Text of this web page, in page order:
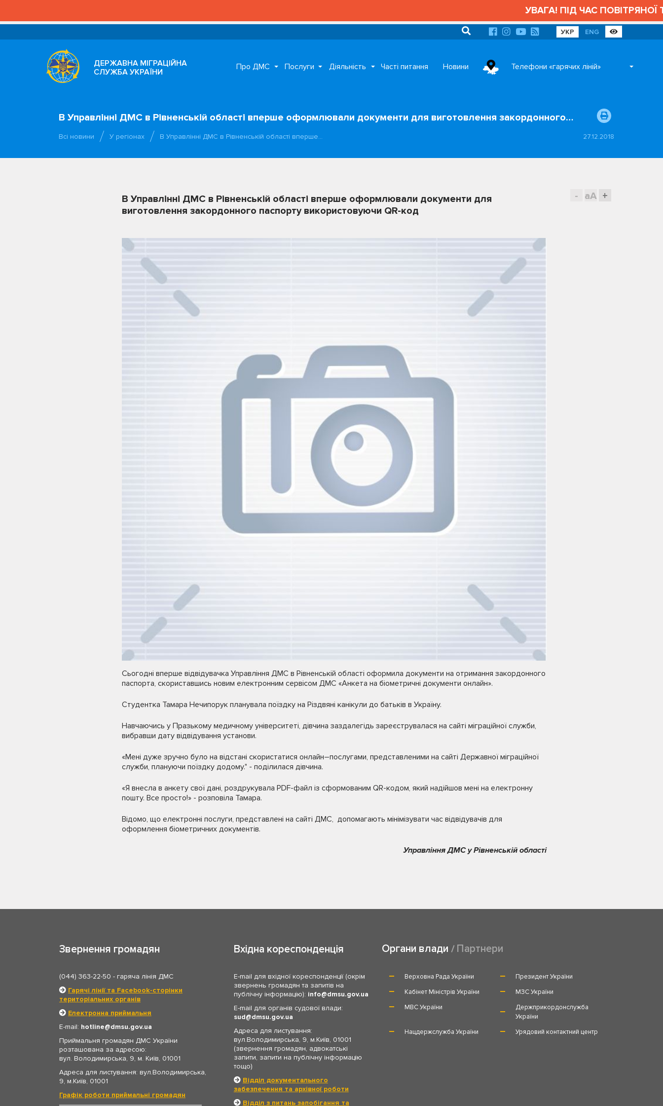
УВАГА! ПІД ЧАС ПОВІТРЯНОЇ
УКР ENG
ДЕРЖАВНА МІГРАЦІЙНА
СЛУЖБА УКРАЇНИ
Про ДМС Послуги Діяльність Часті питання Новини Телефони «гарячих ліній»
В Управлінні ДМС в Рівненській області вперше оформлювали документи для виготовлення закордонного…
Всі новини У регіонах В Управлінні ДМС в Рівненській області вперше… 27.12.2018
- aA +
В Управлінні ДМС в Рівненській області вперше оформлювали документи для
виготовлення закордонного паспорту використовуючи QR-код
Сьогодні вперше відвідувачка Управління ДМС в Рівненській області оформила документи на отримання закордонного
паспорта, скориставшись новим електронним сервісом ДМС «Анкета на біометричні документи онлайн».
Студентка Тамара Нечипорук планувала поїздку на Різдвяні канікули до батьків в Україну.
Навчаючись у Празькому медичному університеті, дівчина заздалегідь зареєструвалася на сайті міграційної служби,
вибравши дату відвідування установи.
«Мені дуже зручно було на відстані скористатися онлайн–послугами, представленими на сайті Державної міграційної
служби, плануючи поїздку додому." - поділилася дівчина.
«Я внесла в анкету свої дані, роздрукувала PDF-файл із сформованим QR-кодом, який надійшов мені на електронну
пошту. Все просто!» - розповіла Тамара.
Відомо, що електронні послуги, представлені на сайті ДМС, допомагають мінімізувати час відвідувачів для
оформлення біометричних документів.
Управління ДМС у Рівненській області
Звернення громадян
(044) 363-22-50 - гаряча лінія ДМС
Гарячі лінії та Facebook-сторінки
територіальних органів
Електронна приймальня
E-mail: hotline
dmsu.gov.ua
Приймальня громадян ДМС України
розташована за адресою:
вул. Володимирська, 9, м. Київ, 01001
Адреса для листування: вул.Володимирська,
9, м.Київ, 01001
Графік роботи приймальні громадян
Вхідна кореспонденція
E-mail для вхідної кореспонденції (окрім
звернень громадян та запитів на
публічну інформацію): info
dmsu.gov.ua
E-mail для органів судової влади:
sud
dmsu.gov.ua
Адреса для листування:
вул.Володимирська, 9, м.Київ, 01001
(звернення громадян, адвокатські
запити, запити на публічну інформацію
тощо)
Відділ документального
забезпечення та архівної роботи
Відділ з питань запобігання та
Органи влади Партнери
Верховна Рада України
Президент України
Кабінет Міністрів України
МЗС України
МВС України
Держприкордонслужба
України
Нацдержслужба України
Урядовий контактний центр